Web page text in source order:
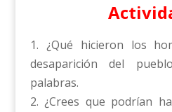
1. ¿Qué hicieron los
desaparición del
palabras.
2. ¿Crees que podrían